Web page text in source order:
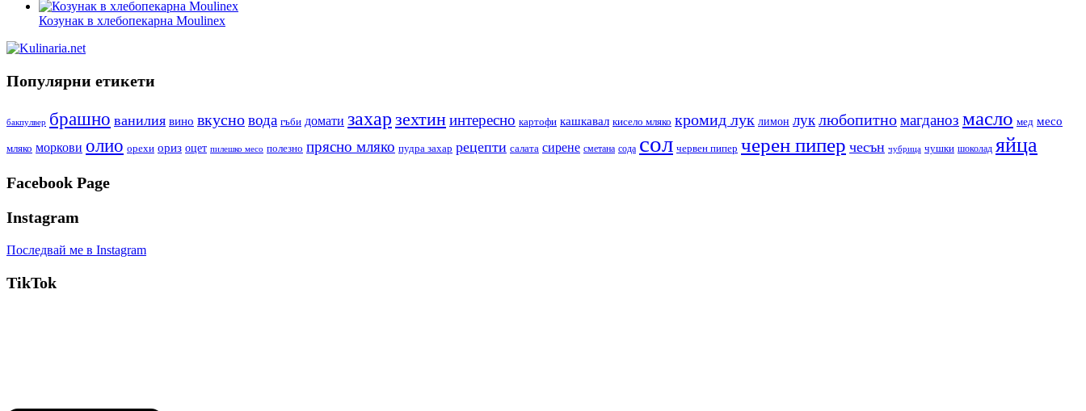
Козунак в хлебопекарна Moulinex
Популярни етикети
бакпулвер брашно ванилия вино вкусновода гъби домати захар зехтининтересно картофи кашкавал кисело мляко кромид лук лимон луклюбопитномагданоз масло мед месо
мляко моркови олио орехи ориз оцет пилешко месо полезно прясно мляко пудра захар рецепти салата сирене сметана сода сол червен пипер черен пипер чесън чубрица чушки шоколад яйца
Facebook Page
Instagram
Последвай ме в Instagram
TikTok